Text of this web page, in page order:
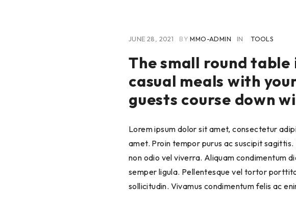
JUNE 28, 2021 BY MMO-ADMIN IN TOOLS
The small round
casual meals with
guests course down
Lorem ipsum dolor sit amet, consectetur
amet. Proin tempor purus ac suscipit
non odio vel viverra. Aliquam condimentum
semper ligula. Pellentesque vel tortor
sollicitudin. Vivamus condimentum felis ac